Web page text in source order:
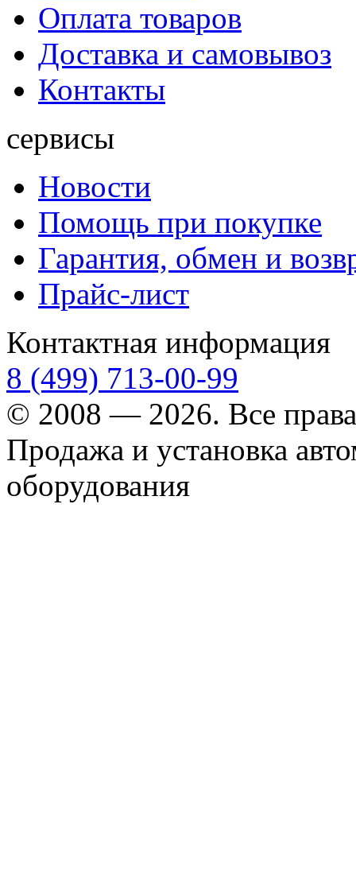
Оплата товаров
Доставка и самовывоз
Контакты
сервисы
Новости
Помощь при покупке
Гарантия, обмен и
Прайс-лист
Контактная информация
8 (499) 713-00-99
© 2008 — 2026. Все
Продажа и установка
оборудования